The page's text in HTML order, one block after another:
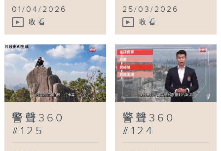
01/04/2026
收看
25/03/2026
收看
警聲360
#125
警聲360
#124